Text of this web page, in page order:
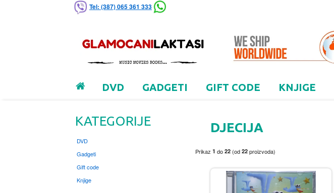
Tel: (387) 065 361 333
DVD GADGETI GIFT CODE KNJIGE
DJECIJA
Prikaz 1 do 22 (od 22 proizvoda)
KATEGORIJE
DVD
Gadgeti
Gift code
Knjige